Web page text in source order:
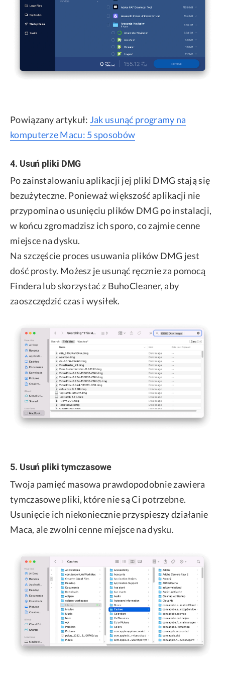
Powiązany artykuł: Jak usunąć programy na
komputerze Macu: 5 sposobów
4. Usuń pliki DMG
Po zainstalowaniu aplikacji jej pliki DMG stają się
bezużyteczne. Ponieważ większość aplikacji nie
przypomina o usunięciu plików DMG po instalacji,
w końcu zgromadzisz ich sporo, co zajmie cenne
miejsce na dysku.
Na szczęście proces usuwania plików DMG jest
dość prosty. Możesz je usunąć ręcznie za pomocą
Findera lub skorzystać z BuhoCleaner, aby
zaoszczędzić czas i wysiłek.
5. Usuń pliki tymczasowe
Twoja pamięć masowa prawdopodobnie zawiera
tymczasowe pliki, które nie są Ci potrzebne.
Usunięcie ich niekoniecznie przyspieszy działanie
Maca, ale zwolni cenne miejsce na dysku.